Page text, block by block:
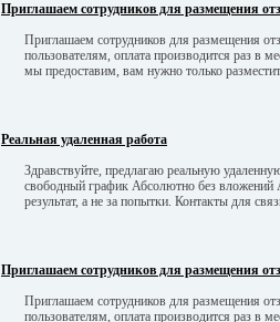
Приглашаем сотрудников для размещения
Приглашаем сотрудников для размещения
пользователям, оплата производится раз
мы предоставим, вам нужно только
Реальная удаленная работа
Здравствуйте, предлагаю реальную
свободный график Абсолютно без вложений
результат, а не за попытки. Контакты для
Приглашаем сотрудников для размещения
Приглашаем сотрудников для размещения
пользователям, оплата производится раз